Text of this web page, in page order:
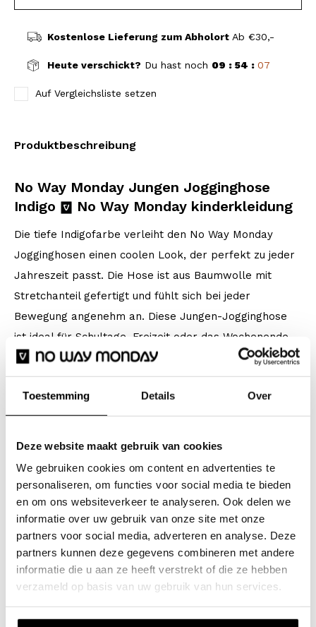
Toestemming Details Over
Deze website maakt gebruik van cookies
We gebruiken cookies om content en advertenties te
personaliseren, om functies voor social media te bieden
en om ons websiteverkeer te analyseren. Ook delen we
informatie over uw gebruik van onze site met onze
partners voor social media, adverteren en analyse. Deze
partners kunnen deze gegevens combineren met andere
informatie die u aan ze heeft verstrekt of die ze hebben
verzameld op basis van uw gebruik van hun services.
Kostenlose Lieferung zum AbholortAb €30,-
Heute verschickt? Du hast noch 09 : 54 : 07
Auf Vergleichsliste setzen
Produktbeschreibung
No Way Monday Jungen Jogginghose
Indigo
No Way Monday kinderkleidung
Die tiefe Indigofarbe verleiht den No Way Monday
Jogginghosen einen coolen Look, der perfekt zu jeder
Jahreszeit passt. Die Hose ist aus Baumwolle mit
Stretchanteil gefertigt und fühlt sich bei jeder
Bewegung angenehm an. Diese Jungen-Jogginghose
ist ideal für Schultage, Freizeit oder das Wochenende
und bildet eine bequeme Basis für jedes Outfit.
Spezifikationen
Saison: Spring/Summer 2026
Kollektion: Jungenkleidung (92-164)
Type:Hose
Farbe: Indigo
Zusammensetzung: 95% Cotton/ 5% Elastane
Artikelnummer: N58252-1
Die Kleidung von No Way Monday fällt größengetreu